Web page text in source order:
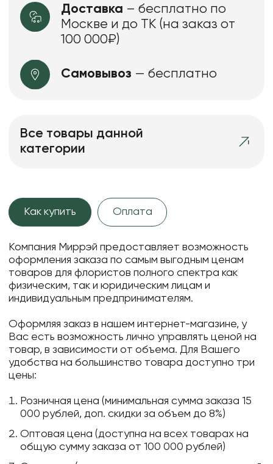
Доставка – бесплатно по
Москве и до ТК (на заказ от
100 000₽)
Самовывоз — бесплатно
Все товары данной
категории
Как купить Оплата
Компания Миррэй предоставляет возможность
оформления заказа по самым выгодным ценам
товаров для флористов полного спектра как
физическим, так и юридическим лицам и
индивидуальным предпринимателям.
Оформляя заказ в нашем интернет-магазине, у
Вас есть возможность лично управлять ценой на
товар, в зависимости от объема. Для Вашего
удобства на большинство товара доступно три
цены:
Розничная цена (минимальная сумма заказа 15
000 рублей, доп. скидки за объем до 8%)
Оптовая цена (доступна на всех товарах на
общую сумму заказа от 100 000 рублей)